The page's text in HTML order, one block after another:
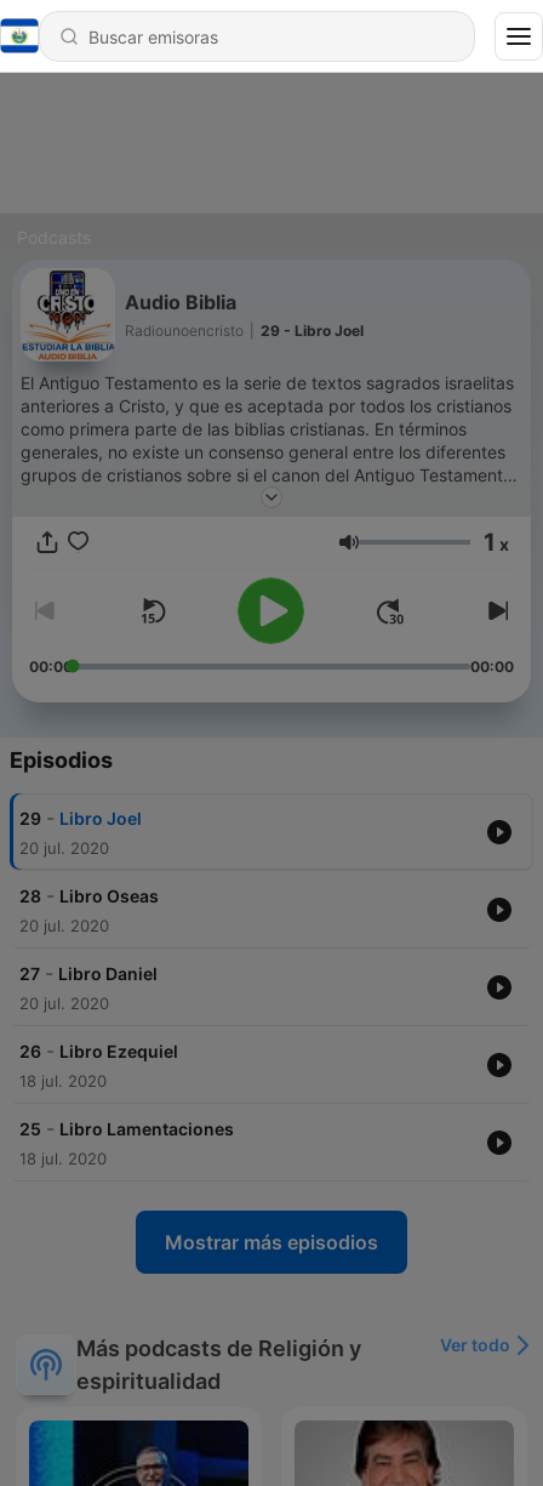
Audio Biblia
Radiounoencristo 29 - Libro Joel
El Antiguo Testamento es la serie de textos sagrados israelitas
anteriores a Cristo, y que es aceptada por todos los cristianos
como primera parte de las biblias cristianas. En términos
generales, no existe un consenso general entre los diferentes
grupos de cristianos sobre si el canon del Antiguo Testamento
debe corresponder al de la Biblia griega, con
cristianas...
Volumen 1 x
00:00 00:00
Episodios
29 - Libro Joel
20 jul. 2020
28 - Libro Oseas
20 jul. 2020
27 - Libro Daniel
20 jul. 2020
26 - Libro Ezequiel
18 jul. 2020
25 - Libro Lamentaciones
18 jul. 2020
Mostrar más episodios
Más podcasts de Religión y
espiritualidad
Ver todo